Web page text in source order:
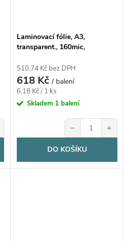
Laminovací fólie, A3,
transparent., 160mic,
510,74 Kč bez DPH
618 Kč/ balení
Měrná
cena:
6,18 Kč / 1 ks
Skladem 1 balení
− +
DO KOŠÍKU